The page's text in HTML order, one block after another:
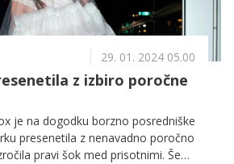
29. 01. 2024 05.00
z izbiro poročne
je na dogodku borzno posredniške
presenetila z nenavadno poročno
pravi šok med prisotnimi. Še